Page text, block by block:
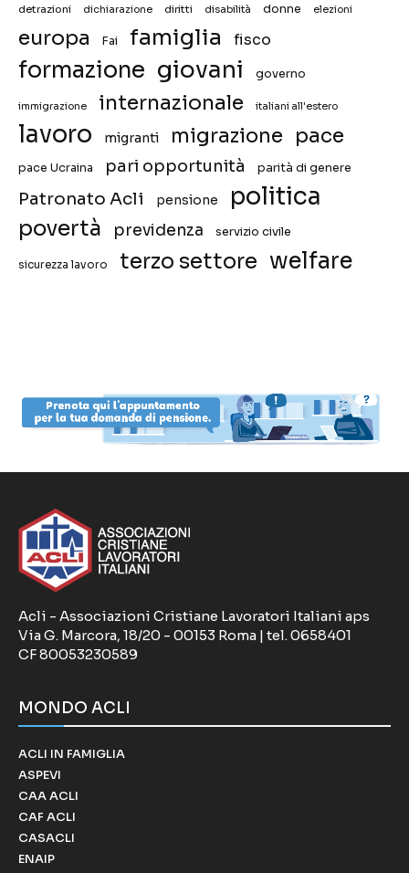
detrazioni dichiarazione diritti disabilità donne elezioni
europa Fai famiglia fisco
formazione giovani governo
immigrazione internazionale italiani all'estero
lavoro migranti migrazione pace
pace Ucraina pari opportunità parità di genere
Patronato Acli pensione politica
povertà previdenza servizio civile
sicurezza lavoro terzo settore welfare
Acli - Associazioni Cristiane Lavoratori Italiani aps
Via G. Marcora, 18/20 - 00153 Roma | tel. 0658401
CF 80053230589
MONDO ACLI
ACLI IN FAMIGLIA
ASPEVI
CAA ACLI
CAF ACLI
CASACLI
ENAIP